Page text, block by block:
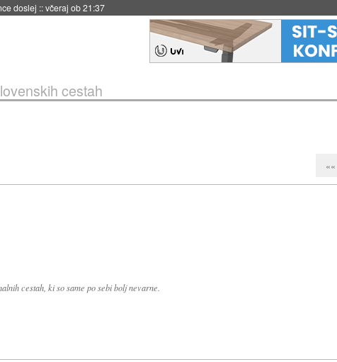
doslej ::včeraj ob 21:37
cestah
««
cestah, ki so same po sebi bolj nevarne.